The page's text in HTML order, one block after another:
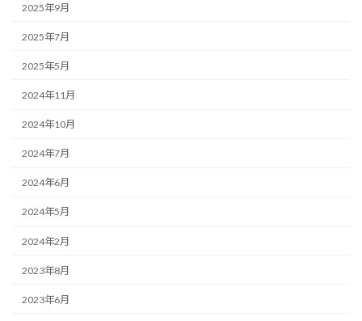
2025年9月
2025年7月
2025年5月
2024年11月
2024年10月
2024年7月
2024年6月
2024年5月
2024年2月
2023年8月
2023年6月